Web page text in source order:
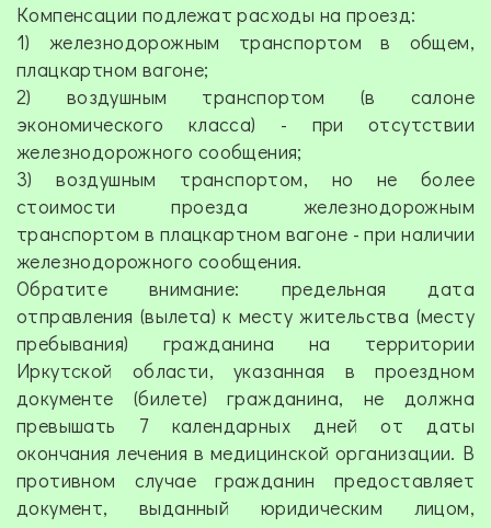
Компенсации подлежат расходы на проезд:
1) железнодорожным транспортом в общем,
плацкартном вагоне;
2) воздушным транспортом (в салоне
экономического класса) - при отсутствии
железнодорожного сообщения;
3) воздушным транспортом, но не более
стоимости проезда железнодорожным
транспортом в плацкартном вагоне - при наличии
железнодорожного сообщения.
Обратите внимание: предельная дата
отправления (вылета) к месту жительства (месту
пребывания) гражданина на территории
Иркутской области, указанная в проездном
документе (билете) гражданина, не должна
превышать 7 календарных дней от даты
окончания лечения в медицинской организации. В
противном случае гражданин предоставляет
документ, выданный юридическим лицом,